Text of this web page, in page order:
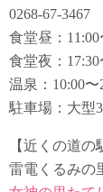
0268-67-3467
食堂昼：11:00
食堂夜：17:30
温泉：10:00〜
駐車場：大
【近くの道の
雷電くるみ